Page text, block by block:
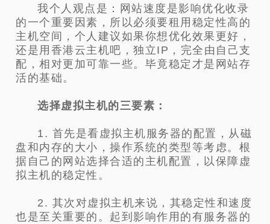
我个人观点是：网站速度是影响优化收录
的一个重要因素，所以必须要租用稳定性高的
主机空间，个人建议如果你想优化效果更好，
还是用香港云主机吧，独立IP，完全由自己支
配，相对更加可靠一些。毕竟稳定才是网站存
活的基础。
选择虚拟主机的三要素：
1. 首先是看虚拟主机服务器的配置，从磁
盘和内存的大小，操作系统的类型等考虑。根
据自己的网站选择合适的主机配置，以保障虚
拟主机的稳定性。
2. 其次对虚拟主机来说，其稳定性和速度
也是至关重要的。起到影响作用的有服务器的